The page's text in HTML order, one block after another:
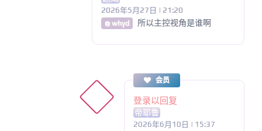
2026年5月27日 | 21:20
@ whyd 所以主控视角是谁啊
会员
登录以回复
帝耶鲁
2026年6月10日 | 15:37